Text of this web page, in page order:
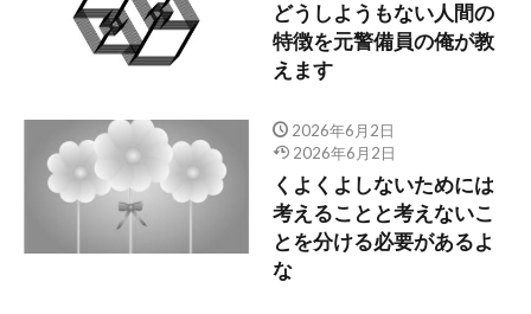
どうしようもない人間の
特徴を元警備員の俺が教
えます
2026年6月2日
2026年6月2日
くよくよしないためには
考えることと考えないこ
とを分ける必要があるよ
な